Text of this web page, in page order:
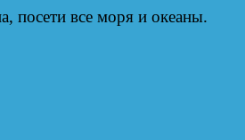
посети все моря и океаны.